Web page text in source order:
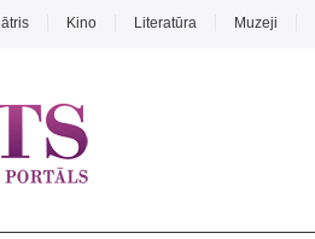
Kino Literatūra Muzeji